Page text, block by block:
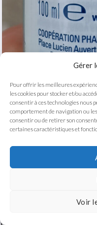
Gérer
Pour offrir les meilleures
les cookies pour stocker et/ou
consentir à ces technologies nous
comportement de navigation ou
consentir ou de retirer son
certaines caractéristiques et
Voir
Le DEET à une
seule solution
Par contre il faut faire
l’efficacité du répulsif
rendez assez vite compte
retirer vos lunettes et
lorsque vous vous en